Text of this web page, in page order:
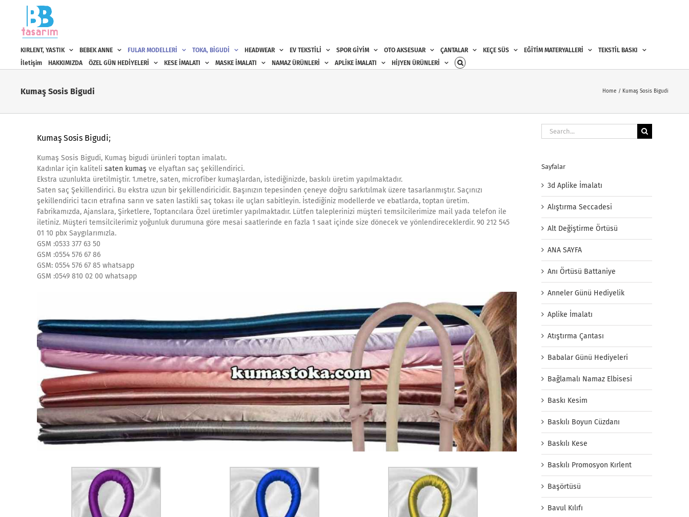
content
KIRLENT, YASTIK BEBEK ANNE FULAR MODELLERİ TOKA, BİGUDİ HEADWEAR EV TEKSTİLİ SPOR GİYİM OTO AKSESUAR ÇANTALAR KEÇE SÜS EĞİTİM MATERYALLERİ
TEKSTİL BASKI
İletişim
HAKKIMIZDA ÖZEL GÜN HEDİYELERİ KESE İMALATI MASKE İMALATI NAMAZ ÜRÜNLERİ APLİKE İMALATI HİJYEN ÜRÜNLERİ
Kumaş Sosis Bigudi Home Kumaş Sosis Bigudi
Kumaş Sosis Bigudi;
Kumaş Sosis Bigudi, Kumaş bigudi ürünleri toptan imalatı.
Kadınlar için kaliteli saten kumaş ve elyaftan saç şekillendirici.
Ekstra uzunlukta üretilmiştir. 1.metre, saten, microfiber kumaşlardan, istediğinizde, baskılı üretim yapılmaktadır.
Saten saç Şekillendirici. Bu ekstra uzun bir şekillendiricidir. Başınızın tepesinden çeneye doğru sarkıtılmak üzere tasarlanmıştır. Saçınızı
şekillendirici tacın etrafına sarın ve saten lastikli saç tokası ile uçları sabitleyin. İstediğiniz modellerde ve ebatlarda, toptan üretim.
Fabrikamızda, Ajanslara, Şirketlere, Toptancılara Özel üretimler yapılmaktadır. Lütfen taleplerinizi müşteri temsilcilerimize mail yada telefon ile
iletiniz. Müşteri temsilcilerimiz yoğunluk durumuna göre mesai saatlerinde en fazla 1 saat içinde size dönecek ve yönlendireceklerdir. 90 212 545
01 10 pbx Saygılarımızla.
GSM :0533 377 63 50
GSM :0554 576 67 86
GSM: 0554 576 67 85 whatsapp
GSM :0549 810 02 00 whatsapp
Search
for:
Sayfalar
3d Aplike İmalatı
Alıştırma Seccadesi
Alt Değiştirme Örtüsü
ANA SAYFA
Anı Örtüsü Battaniye
Anneler Günü Hediyelik
Aplike İmalatı
Atıştırma Çantası
Babalar Günü Hediyeleri
Bağlamalı Namaz Elbisesi
Baskı Kesim
Baskılı Boyun Cüzdanı
Baskılı Kese
Baskılı Promosyon Kırlent
Başörtüsü
Bavul Kılıfı